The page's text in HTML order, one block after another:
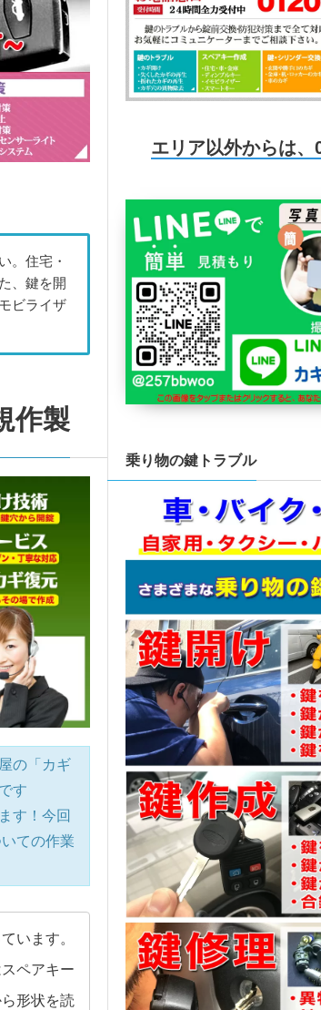
。住宅・
、鍵を開
ビライザ
作製
の「カギ
す
す！今回
ての作業
います。
ペアキー
形状を読
エリア以外からは、
乗り物の鍵トラブル